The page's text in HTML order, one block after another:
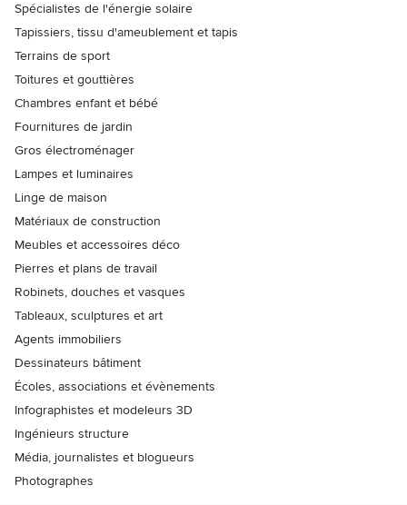
Spécialistes de l'énergie solaire
Tapissiers, tissu d'ameublement et tapis
Terrains de sport
Toitures et gouttières
Chambres enfant et bébé
Fournitures de jardin
Gros électroménager
Lampes et luminaires
Linge de maison
Matériaux de construction
Meubles et accessoires déco
Pierres et plans de travail
Robinets, douches et vasques
Tableaux, sculptures et art
Agents immobiliers
Dessinateurs bâtiment
Écoles, associations et évènements
Infographistes et modeleurs 3D
Ingénieurs structure
Média, journalistes et blogueurs
Photographes